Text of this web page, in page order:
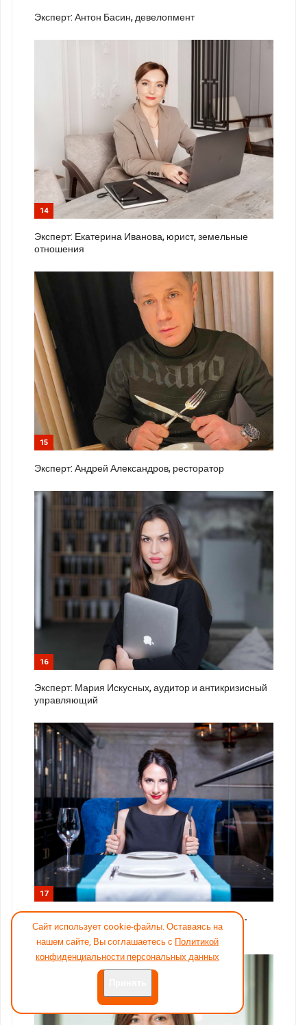
Эксперт: Антон Басин, девелопмент
14
Эксперт: Екатерина Иванова, юрист, земельные
отношения
15
Эксперт: Андрей Александров, ресторатор
16
Эксперт: Мария Искусных, аудитор и антикризисный
управляющий
17
Эксперт: Нина Макогон, подбор персонала(топ-
менеджмент)
Сайт использует cookie-файлы. Оставаясь на
нашем сайте, Вы соглашаетесь с Политикой
конфиденциальности персональных данных